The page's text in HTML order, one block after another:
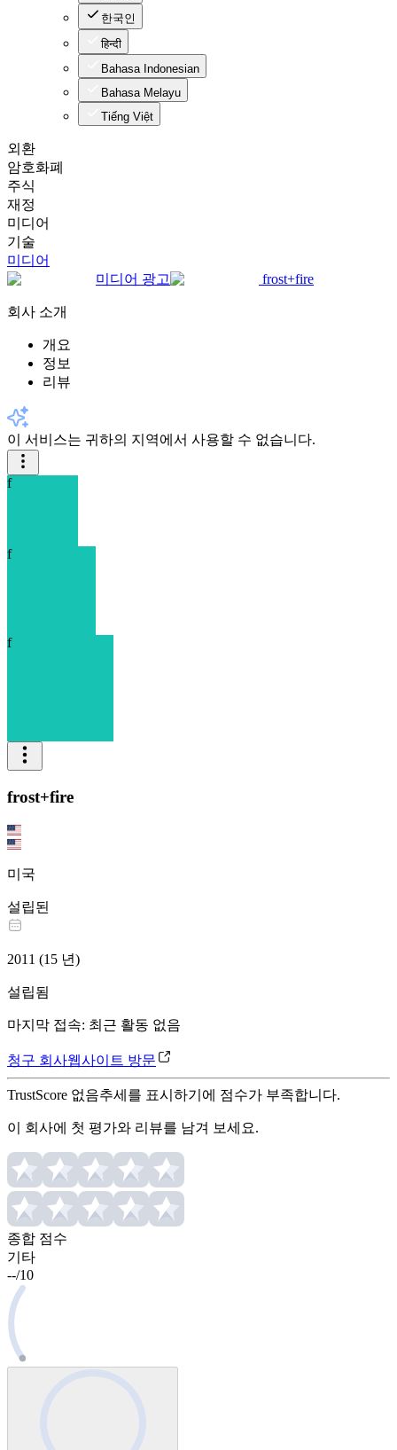
한국인
हिन्दी
Bahasa Indonesian
Bahasa Melayu
Tiếng Việt
외환
암호화폐
주식
재정
미디어
기술
미디어
미디어 광고
frost+fire
회사 소개
개요
정보
리뷰
이 서비스는 귀하의 지역에서 사용할 수 없습니다.
f
f
f
frost+fire
미국
설립된
2011 (15 년)
설립됨
마지막 접속: 최근 활동 없음
청구 회사웹사이트 방문
TrustScore 없음추세를 표시하기에 점수가 부족합니다.
이 회사에 첫 평가와 리뷰를 남겨 보세요.
종합 점수
기타
--/10